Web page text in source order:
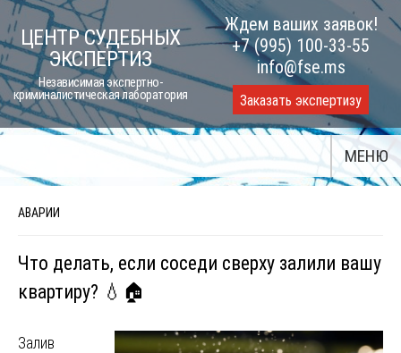
Skip
to
content
ЦЕНТР СУДЕБНЫХ
ЭКСПЕРТИЗ
Независимая экспертно-
криминалистическая лаборатория
Ждем ваших заявок!
+7 (995) 100-33-55
info@fse.ms
Заказать экспертизу
МЕНЮ
АВАРИИ
Что делать, если соседи сверху залили вашу
квартиру? 💧🏠
Залив